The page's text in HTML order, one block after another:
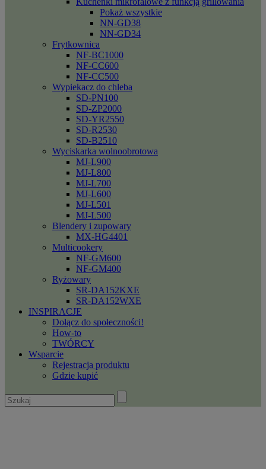
Pokaż wszystkie
NN-GD38
NN-GD34
Frytkownica
NF-BC1000
NF-CC600
NF-CC500
Wypiekacz do chleba
SD-PN100
SD-ZP2000
SD-YR2550
SD-R2530
SD-B2510
Wyciskarka wolnoobrotowa
MJ-L900
MJ-L800
MJ-L700
MJ-L600
MJ-L501
MJ-L500
Blendery i zupowary
MX-HG4401
Multicookery
NF-GM600
NF-GM400
Ryżowary
SR-DA152KXE
SR-DA152WXE
INSPIRACJE
Dołącz do społeczności!
How-to
TWÓRCY
Wsparcie
Rejestracja produktu
Gdzie kupić